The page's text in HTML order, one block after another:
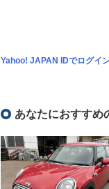
Yahoo! JAPAN IDでログイ
あなたにおすすめ